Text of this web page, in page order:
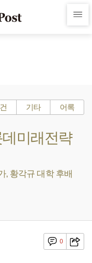
기타 어록
미래전략
, 황각규 대학 후배
0